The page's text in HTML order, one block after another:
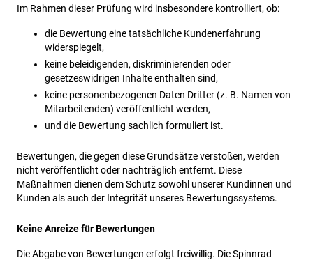
Im Rahmen dieser Prüfung wird insbesondere kontrolliert, ob:
die Bewertung eine tatsächliche Kundenerfahrung
widerspiegelt,
keine beleidigenden, diskriminierenden oder
gesetzeswidrigen Inhalte enthalten sind,
keine personenbezogenen Daten Dritter (z. B. Namen von
Mitarbeitenden) veröffentlicht werden,
und die Bewertung sachlich formuliert ist.
Bewertungen, die gegen diese Grundsätze verstoßen, werden
nicht veröffentlicht oder nachträglich entfernt. Diese
Maßnahmen dienen dem Schutz sowohl unserer Kundinnen und
Kunden als auch der Integrität unseres Bewertungssystems.
Keine Anreize für Bewertungen
Die Abgabe von Bewertungen erfolgt freiwillig. Die Spinnrad